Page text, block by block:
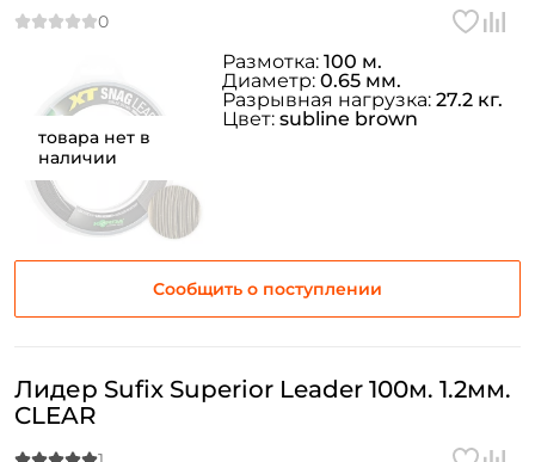
товара нет в
наличии
Сообщить о поступлении
Размотка: 100 м.
Диаметр: 0.65 мм.
Разрывная нагрузка: 27.2 кг.
Цвет: subline brown
Лидер Sufix Superior Leader 100м. 1.2мм.
CLEAR